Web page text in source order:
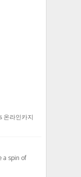
온라인카지
a spin of